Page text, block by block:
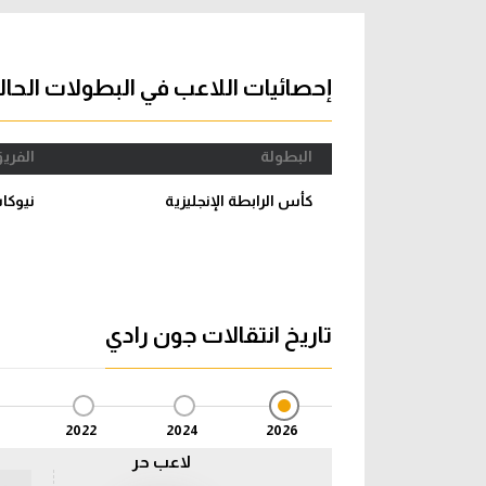
دوري إحصائيات اللاعب في البطولات
البطولة
كأس الرابطة الإنجليزية
تاريخ انتقالات جون رادي
2026
2024
2022
لاعب حر